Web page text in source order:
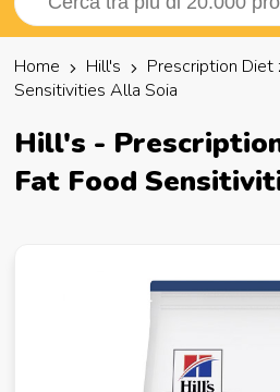
Home Hill's
Prescription Diet
Sensitivities Alla Soia
Hill's -
Fat Food